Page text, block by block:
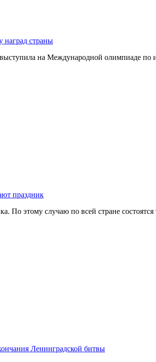
страны
на Международной олимпиаде по
праздник
По этому случаю по всей стране
Ленинградской битвы